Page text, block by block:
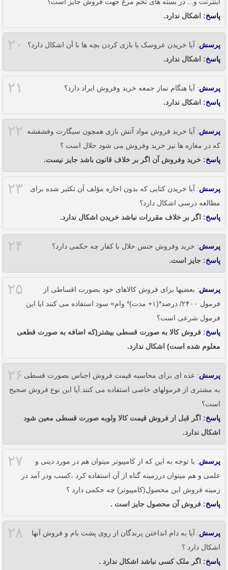
پاسخ: اشکال ندارد.
۲۰ پرسش: آیا خریدن عروسک یا بازی کردن بچه ها با آن اشکال دارد؟
پاسخ: اشکال ندارد.
۲۱ پرسش: آیا هنگام نماز جمعه خرید وفروش ایراد دارد؟
پاسخ: اشکال ندارد.
۲۲ پرسش: آیا خرید فروش مواد آتش بازی همچون سیگارت وفشفشه
که در مغازه ها نیز خرید وفروش می شود حلال است ؟
پاسخ: خرید وفروش آن اگر بر خلاف قانون باشد جایز نیست.
۲۳ پرسش: آیا خریدن کتابی که بدون اجازه مؤلف آن تکثیر شده برای
مطالعه درسی اشکال دارد؟
پاسخ: اگر بر خلاف مقررات نباشد خریدن اشکال ندارد.
۲۴ پرسش: خرید وفروش جنس حلال با کفار چه حکمی دارد؟
پاسخ: جایز است.
۲۵ پرسش: بعضیها برای فروش کالاهای خود بصورت اقساطی از
فرمول ۲۴۰۰/ درصد*(۱+ مدت)* وام= سود استفاده می کنند ایا این
فرمول شرعی است؟
پاسخ: فروش کالا به صورت قسطی بیشتر(که اضافه به صورت قطعی
معلوم شده است) اشکال ندارد.
۲۶ پرسش: عده ای برای محاسبه قیمت فروش اجناس بصورت قسطی
به مشتری از فرمولهای خاصی استفاده می کنند.آیا این نوع فروش صحیح
است؟
پاسخ: اگر قبل از فروش قیمت کالا ولوبه صورت قسطی معین شود
اشکال ندارد.
۲۷ پرسش: با توجه به این که از کامپیوتر میتوان هم در مورد دینی و
علمی و هم میتوان درزمینه گناه از آن استفاده کرد ،کسب ودر آمد در
زمینه فروش این محصول(کامپیوتر) چه حکمی دارد ؟
پاسخ: فروش آن محصول جایز است .
۲۸ پرسش: آیا به دام انداختن پرندگان از روی پشت بام و فروش آنها
اشکال دارد ؟
پاسخ: اگر ملک کسی نباشد اشکال ندارد .